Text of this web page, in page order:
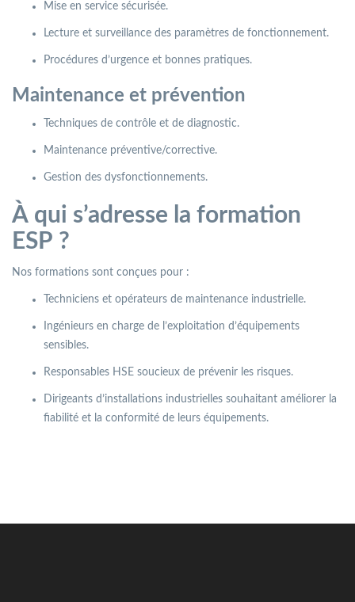
Mise en service sécurisée.
Lecture et surveillance des paramètres de fonctionnement.
Procédures d’urgence et bonnes pratiques.
Maintenance et prévention
Techniques de contrôle et de diagnostic.
Maintenance préventive/corrective.
Gestion des dysfonctionnements.
À qui s’adresse la formation
ESP ?
Nos formations sont conçues pour :
Techniciens et opérateurs de maintenance industrielle.
Ingénieurs en charge de l’exploitation d’équipements
sensibles.
Responsables HSE soucieux de prévenir les risques.
Dirigeants d’installations industrielles souhaitant améliorer la
fiabilité et la conformité de leurs équipements.